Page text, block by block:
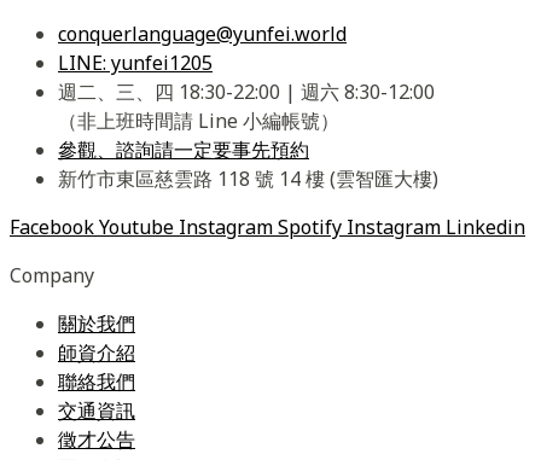
conquerlanguage@yunfei.world
LINE: yunfei1205
週二、三、四 18:30-22:00 | 週六 8:30-12:00
（非上班時間請 Line 小編帳號）
參觀、諮詢請一定要事先預約
新竹市東區慈雲路 118 號 14 樓 (雲智匯大樓)
FacebookYoutube InstagramSpotify Instagram Linkedin
Company
關於我們
師資介紹
聯絡我們
交通資訊
徵才公告